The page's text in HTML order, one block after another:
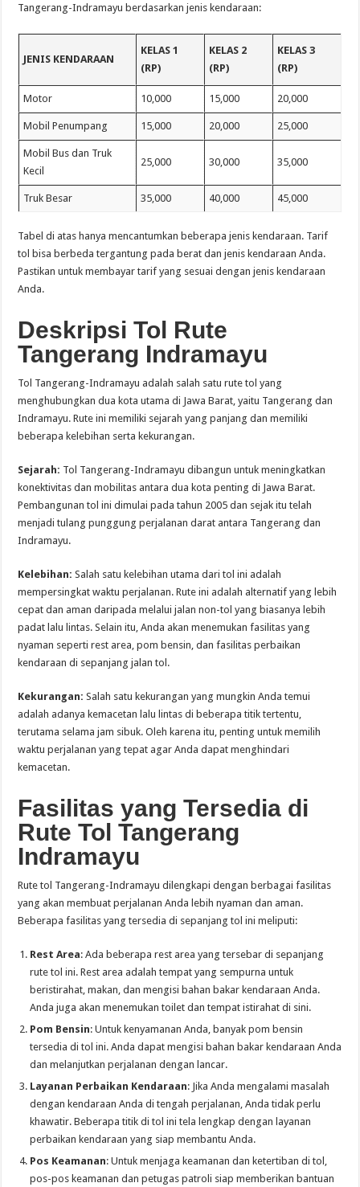
Tangerang-Indramayu berdasarkan jenis kendaraan:
JENIS KENDARAAN
KELAS 1
(RP)
KELAS 2
(RP)
KELAS 3
(RP)
Motor 10,000 15,000 20,000
Mobil Penumpang 15,000 20,000 25,000
Mobil Bus dan Truk
Kecil
25,000 30,000 35,000
Truk Besar 35,000 40,000 45,000
Tabel di atas hanya mencantumkan beberapa jenis kendaraan. Tarif
tol bisa berbeda tergantung pada berat dan jenis kendaraan Anda.
Pastikan untuk membayar tarif yang sesuai dengan jenis kendaraan
Anda.
Deskripsi Tol Rute
Tangerang Indramayu
Tol Tangerang-Indramayu adalah salah satu rute tol yang
menghubungkan dua kota utama di Jawa Barat, yaitu Tangerang dan
Indramayu. Rute ini memiliki sejarah yang panjang dan memiliki
beberapa kelebihan serta kekurangan.
Sejarah: Tol Tangerang-Indramayu dibangun untuk meningkatkan
konektivitas dan mobilitas antara dua kota penting di Jawa Barat.
Pembangunan tol ini dimulai pada tahun 2005 dan sejak itu telah
menjadi tulang punggung perjalanan darat antara Tangerang dan
Indramayu.
Kelebihan: Salah satu kelebihan utama dari tol ini adalah
mempersingkat waktu perjalanan. Rute ini adalah alternatif yang lebih
cepat dan aman daripada melalui jalan non-tol yang biasanya lebih
padat lalu lintas. Selain itu, Anda akan menemukan fasilitas yang
nyaman seperti rest area, pom bensin, dan fasilitas perbaikan
kendaraan di sepanjang jalan tol.
Kekurangan: Salah satu kekurangan yang mungkin Anda temui
adalah adanya kemacetan lalu lintas di beberapa titik tertentu,
terutama selama jam sibuk. Oleh karena itu, penting untuk memilih
waktu perjalanan yang tepat agar Anda dapat menghindari
kemacetan.
Fasilitas yang Tersedia di
Rute Tol Tangerang
Indramayu
Rute tol Tangerang-Indramayu dilengkapi dengan berbagai fasilitas
yang akan membuat perjalanan Anda lebih nyaman dan aman.
Beberapa fasilitas yang tersedia di sepanjang tol ini meliputi:
Rest Area: Ada beberapa rest area yang tersebar di sepanjang
rute tol ini. Rest area adalah tempat yang sempurna untuk
beristirahat, makan, dan mengisi bahan bakar kendaraan Anda.
Anda juga akan menemukan toilet dan tempat istirahat di sini.
Pom Bensin: Untuk kenyamanan Anda, banyak pom bensin
tersedia di tol ini. Anda dapat mengisi bahan bakar kendaraan Anda
dan melanjutkan perjalanan dengan lancar.
Layanan Perbaikan Kendaraan: Jika Anda mengalami masalah
dengan kendaraan Anda di tengah perjalanan, Anda tidak perlu
khawatir. Beberapa titik di tol ini tela lengkap dengan layanan
perbaikan kendaraan yang siap membantu Anda.
Pos Keamanan: Untuk menjaga keamanan dan ketertiban di tol,
pos-pos keamanan dan petugas patroli siap memberikan bantuan